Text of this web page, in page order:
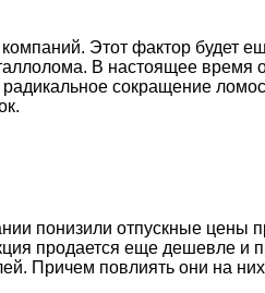
Этот фактор будет
В настоящее время
сокращение
понизили отпускные цены
продается еще дешевле и
Причем повлиять они на них